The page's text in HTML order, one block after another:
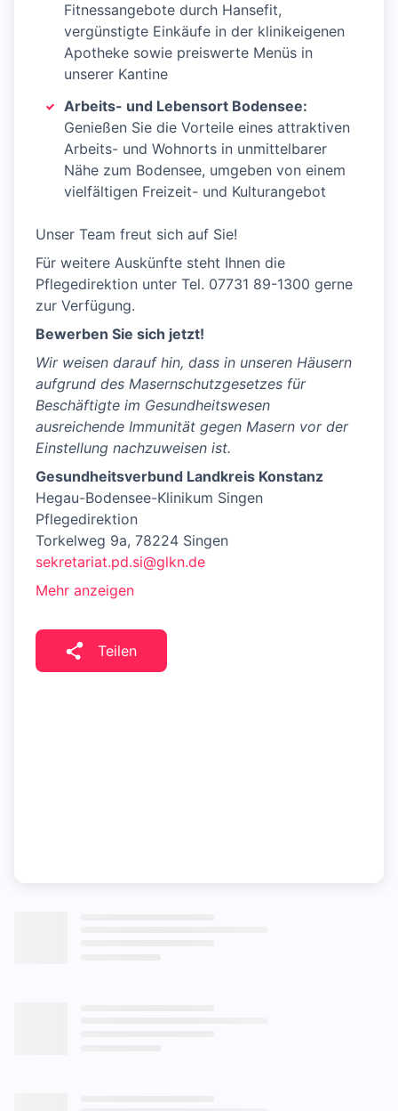
Fitnessangebote durch Hansefit,
vergünstigte Einkäufe in der klinikeigenen
Apotheke sowie preiswerte Menüs in
unserer Kantine
Arbeits- und Lebensort Bodensee:
Genießen Sie die Vorteile eines attraktiven
Arbeits- und Wohnorts in unmittelbarer
Nähe zum Bodensee, umgeben von einem
vielfältigen Freizeit- und Kulturangebot
Unser Team freut sich auf Sie!
Für weitere Auskünfte steht Ihnen die
Pflegedirektion unter Tel. 07731 89-1300 gerne
zur Verfügung.
Bewerben Sie sich jetzt!
Wir weisen darauf hin, dass in unseren Häusern
aufgrund des Masernschutzgesetzes für
Beschäftigte im Gesundheitswesen
ausreichende Immunität gegen Masern vor der
Einstellung nachzuweisen ist.
Gesundheitsverbund Landkreis Konstanz
Hegau-Bodensee-Klinikum Singen
Pflegedirektion
Torkelweg 9a, 78224 Singen
sekretariat.pd.si@glkn.de
Mehr anzeigen
Teilen